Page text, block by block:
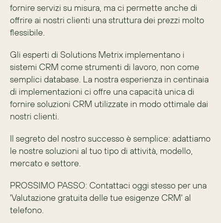
fornire servizi su misura, ma ci permette anche di
offrire ai nostri clienti una struttura dei prezzi molto
flessibile.
Gli esperti di Solutions Metrix implementano i
sistemi CRM come strumenti di lavoro, non come
semplici database. La nostra esperienza in centinaia
di implementazioni ci offre una capacità unica di
fornire soluzioni CRM utilizzate in modo ottimale dai
nostri clienti.
Il segreto del nostro successo è semplice: adattiamo
le nostre soluzioni al tuo tipo di attività, modello,
mercato e settore.
PROSSIMO PASSO: Contattaci oggi stesso per una
'Valutazione gratuita delle tue esigenze CRM' al
telefono.